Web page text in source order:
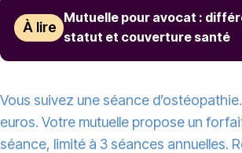
À lire
Mutuelle pour avocat :
statut et couverture santé
Vous suivez une séance
euros. Votre mutuelle propose un
séance, limité à 3 séances annuelles.